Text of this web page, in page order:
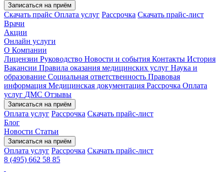
Записаться на приём
Скачать прайс Оплата услуг Рассрочка Скачать прайс-лист
Врачи
Акции
Онлайн услуги
О Компании
Лицензии Руководство Новости и события Контакты История
Вакансии Правила оказания медицинских услуг Наука и
образование Социальная ответственность Правовая
информация Медицинская документация Рассрочка Оплата
услуг ДМС Отзывы
Записаться на приём
Оплата услуг Рассрочка Скачать прайс-лист
Блог
Новости Статьи
Записаться на приём
Оплата услуг Рассрочка Скачать прайс-лист
8 (495) 662 58 85